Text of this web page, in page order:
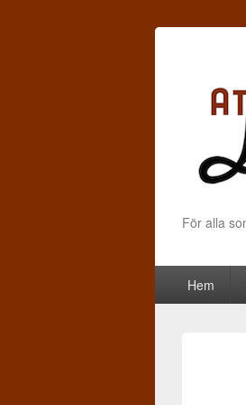
För alla
Primary menu
Skip to
Skip to
Hem